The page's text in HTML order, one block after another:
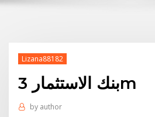
Lizana88182
بنك الاستثمار 3m
by author